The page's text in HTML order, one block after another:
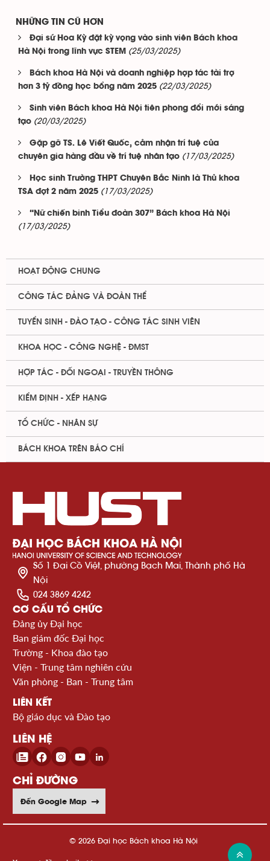
NHỮNG TIN CŨ HƠN
Đại sứ Hoa Kỳ đặt kỳ vọng vào sinh viên Bách khoa
Hà Nội trong lĩnh vực STEM (25/03/2025)
Bách khoa Hà Nội và doanh nghiệp hợp tác tài trợ
hơn 3 tỷ đồng học bổng năm 2025 (22/03/2025)
Sinh viên Bách khoa Hà Nội tiên phong đổi mới sáng
tạo (20/03/2025)
Gặp gỡ TS. Lê Viết Quốc, cảm nhận trí tuệ của
chuyên gia hàng đầu về trí tuệ nhân tạo (17/03/2025)
Học sinh Trường THPT Chuyên Bắc Ninh là Thủ khoa
TSA đợt 2 năm 2025 (17/03/2025)
“Nữ chiến binh Tiểu đoàn 307” Bách khoa Hà Nội
(17/03/2025)
HOẠT ĐỘNG CHUNG
CÔNG TÁC ĐẢNG VÀ ĐOÀN THỂ
TUYỂN SINH - ĐÀO TẠO - CÔNG TÁC SINH VIÊN
KHOA HỌC - CÔNG NGHỆ - ĐMST
HỢP TÁC - ĐỐI NGOẠI - TRUYỀN THÔNG
KIỂM ĐỊNH - XẾP HẠNG
TỔ CHỨC - NHÂN SỰ
BÁCH KHOA TRÊN BÁO CHÍ
Số 1 Đại Cồ Việt, phường Bạch Mai, Thành phố Hà
Nội
024 3869 4242
CƠ CẤU TỔ CHỨC
Đảng ủy Đại học
Ban giám đốc Đại học
Trường - Khoa đào tạo
Viện - Trung tâm nghiên cứu
Văn phòng - Ban - Trung tâm
LIÊN KẾT
Bộ giáo dục và Đào tạo
LIÊN HỆ
CHỈ ĐƯỜNG
Đến Google Map
© 2026 Đại học Bách khoa Hà Nội